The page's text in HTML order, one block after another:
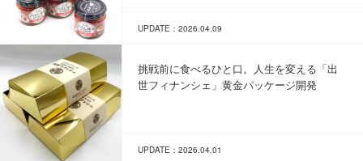
UPDATE：2026.04.09
挑戦前に食べるひと口。人生を変える「出
世フィナンシェ」黄金パッケージ開発
UPDATE：2026.04.01